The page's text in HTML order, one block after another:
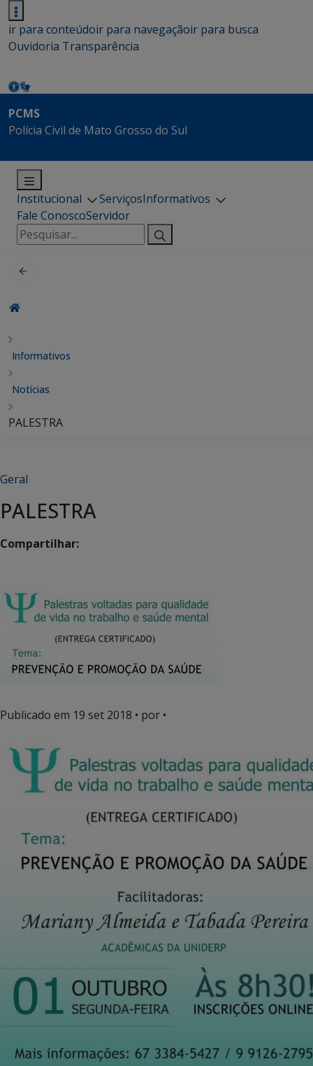
ir para conteúdoir para navegaçãoir para busca
Ouvidoria Transparência
PCMS
Polícia Civil de Mato Grosso do Sul
Institucional ServiçosInformativos
Fale ConoscoServidor
Pesquisar
por:
Informativos
Notícias
PALESTRA
Geral
PALESTRA
Compartilhar:
Publicado em 19 set 2018 • por •